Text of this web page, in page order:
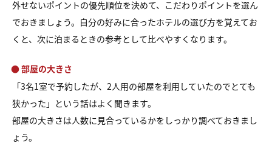
外せないポイントの優先順位を決めて、こだわりポイントを選ん
でおきましょう。自分の好みに合ったホテルの選び方を覚えてお
くと、次に泊まるときの参考として比べやすくなります。
● 部屋の大きさ
「3名1室で予約したが、2人用の部屋を利用していたのでとても
狭かった」という話はよく聞きます。
部屋の大きさは人数に見合っているかをしっかり調べておきまし
ょう。